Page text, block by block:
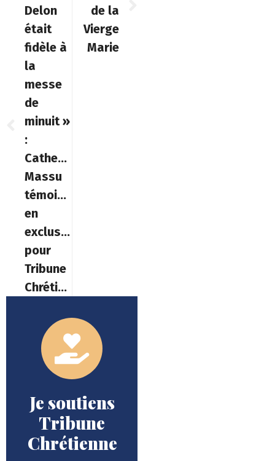
Delon
était
fidèle à
la
messe
de
minuit »
:
Catherine
Massu
témoigne
en
exclusivité
pour
Tribune
Chrétienne
de la
Vierge
Marie
Je soutiens
Tribune
Chrétienne